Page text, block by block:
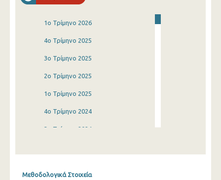
1o Τρίμηνο 2026
4o Τρίμηνο 2025
3o Τρίμηνο 2025
2o Τρίμηνο 2025
1o Τρίμηνο 2025
4o Τρίμηνο 2024
3o Τρίμηνο 2024
Μεθοδολογικά Στοιχεία